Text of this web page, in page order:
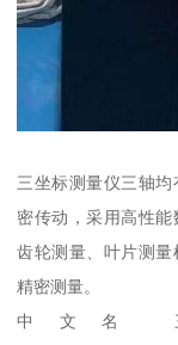
三坐标测量仪三轴
密传动，采用高性
齿轮测量、叶片测
精密测量。
中文名